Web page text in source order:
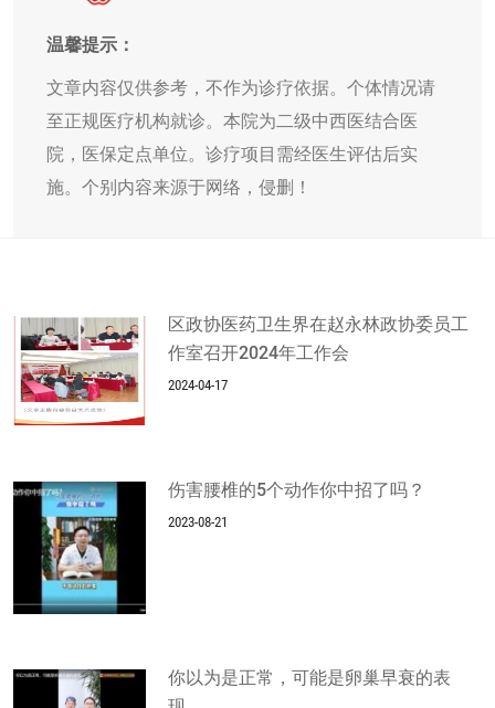
温馨提示：
文章内容仅供参考，不作为诊疗依据。个体情况请
至正规医疗机构就诊。本院为二级中西医结合医
院，医保定点单位。诊疗项目需经医生评估后实
施。个别内容来源于网络，侵删！
区政协医药卫生界在赵永林政协委员工
作室召开2024年工作会
2024-04-17
伤害腰椎的5个动作你中招了吗？
2023-08-21
你以为是正常，可能是卵巢早衰的表